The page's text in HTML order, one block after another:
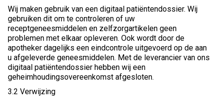
Wij maken gebruik van een digitaal patiëntendossier. Wij
gebruiken dit om te controleren of uw
receptgeneesmiddelen en zelfzorgartikelen geen
problemen met elkaar opleveren. Ook wordt door de
apotheker dagelijks een eindcontrole uitgevoerd op de aan
u afgeleverde geneesmiddelen. Met de leverancier van ons
digitaal patiëntendossier hebben wij een
geheimhoudingsovereenkomst afgesloten.
3.2 Verwijzing